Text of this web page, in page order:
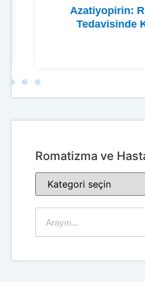
Azatiyopirin:
Tedavisinde
Romatizma ve